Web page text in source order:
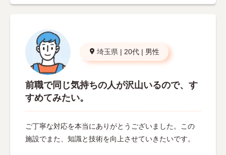
埼玉県 | 20代 | 男性
前職で同じ気持ちの人が沢山いるので、す
すめてみたい。
ご丁寧な対応を本当にありがとうございました。この
施設でまた、知識と技術を向上させていきたいです。